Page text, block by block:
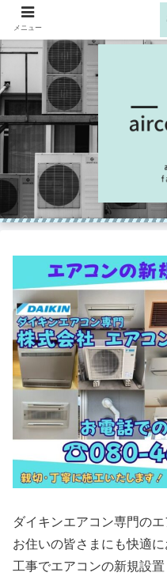
ダイキンエアコン専門の
お住いの皆さまにも快適
工事でエアコンの新規設置
メニュー